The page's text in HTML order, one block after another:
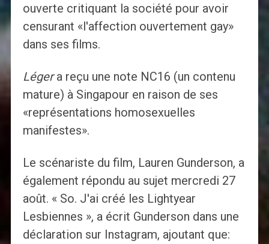
ouverte critiquant la société pour avoir
censurant «l'affection ouvertement gay»
dans ses films.
Légera reçu une note NC16 (un contenu
mature) à Singapour en raison de ses
«représentations homosexuelles
manifestes».
Le scénariste du film, Lauren Gunderson, a
également répondu au sujet mercredi 27
août. « So. J'ai créé les Lightyear
Lesbiennes », a écrit Gunderson dans une
déclaration sur Instagram, ajoutant que: